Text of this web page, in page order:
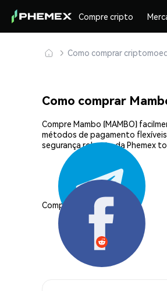
Compre cripto
Como comprar
Como comprar
Compre Mambo (MAMBO)
métodos de pagamento
segurança robusta da Phemex
Compartilhar: